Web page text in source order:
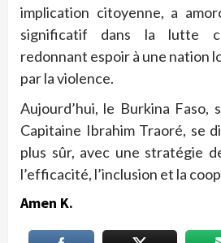
implication citoyenne, a
significatif dans la lutte
redonnant espoir à une nation
par la violence.
Aujourd’hui, le Burkina Faso,
Capitaine Ibrahim Traoré, se
plus sûr, avec une stratégie
l’efficacité, l’inclusion et la
Amen K.